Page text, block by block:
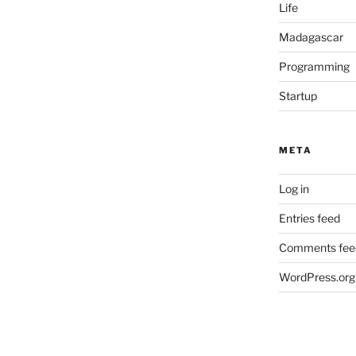
Life
Madagascar
Programming
Startup
META
Log in
Entries feed
Comments
WordPress.org